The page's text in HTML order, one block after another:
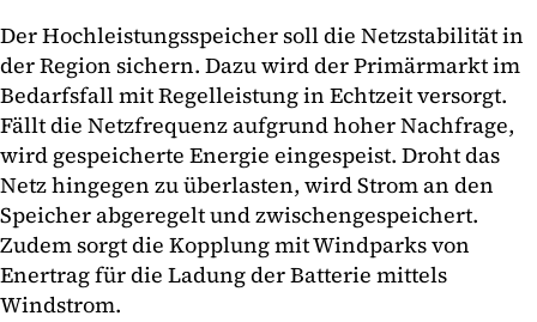
Der Hochleistungsspeicher soll die Netzstabilität in
der Region sichern. Dazu wird der Primärmarkt im
Bedarfsfall mit Regelleistung in Echtzeit versorgt.
Fällt die Netzfrequenz aufgrund hoher Nachfrage,
wird gespeicherte Energie eingespeist. Droht das
Netz hingegen zu überlasten, wird Strom an den
Speicher abgeregelt und zwischengespeichert.
Zudem sorgt die Kopplung mit Windparks von
Enertrag für die Ladung der Batterie mittels
Windstrom.